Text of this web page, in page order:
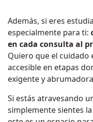
Además, si eres
especialmente para ti:
en cada consulta al
Quiero que el cuidado
accesible en etapas
exigente y
Si estás atravesando
simplemente sientes